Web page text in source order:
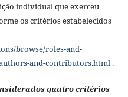
individual que exerceu
os critérios estabelecidos
browse/roles-and-
and-contributors.html.
quatro critérios